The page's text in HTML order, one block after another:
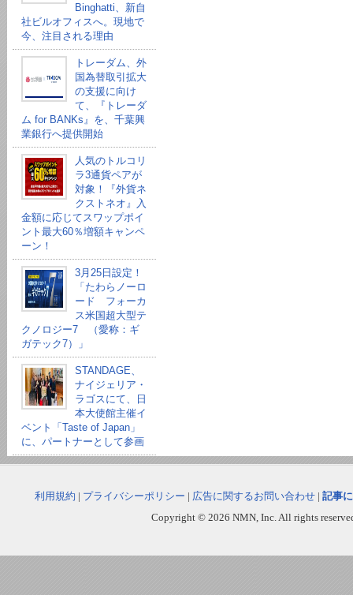
Binghatti、新自
社ビルオフィスへ。現地で
今、注目される理由
トレーダム、外
国為替取引拡大
の支援に向け
て、『トレーダ
ム for BANKs』を、千葉興
業銀行へ提供開始
人気のトルコリ
ラ3通貨ペアが
対象！『外貨ネ
クストネオ』入
金額に応じてスワップポイ
ント最大60％増額キャンペ
ーン！
3月25日設定！
「たわらノーロ
ード フォーカ
ス米国超大型テ
クノロジー7 （愛称：ギ
ガテック7）」
STANDAGE、
ナイジェリア・
ラゴスにて、日
本大使館主催イ
ベント「Taste of Japan」
に、パートナーとして参画
利用規約 | プライバシーポリシー | 広告に関するお問い合わせ | 記事
Copyright © 2026 NMN, Inc. All rights